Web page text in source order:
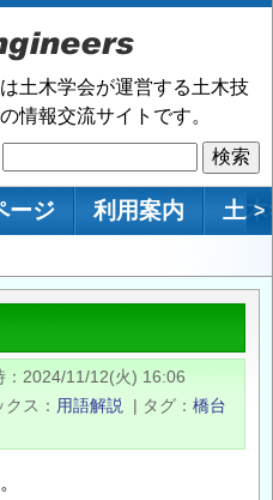
土木学会が運営する土木技
情報交流サイトです。
索
ージ 利用案内 土 >
2024/11/12(火) 16:06
クス 用語解説 | タグ
橋台